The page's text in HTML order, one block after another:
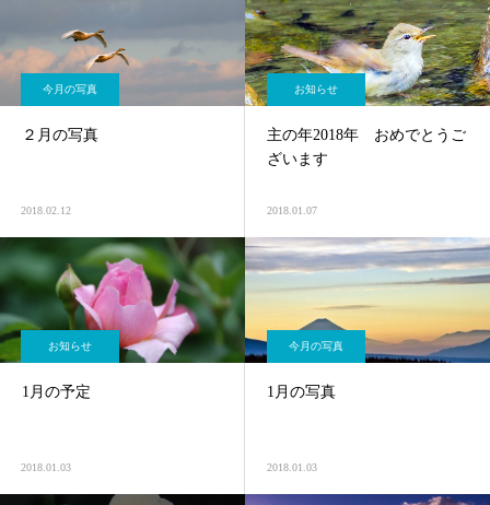
今月の写真
２月の写真
2018.02.12
お知らせ
主の年2018年 おめでとうご
ざいます
2018.01.07
お知らせ
1月の予定
2018.01.03
今月の写真
1月の写真
2018.01.03